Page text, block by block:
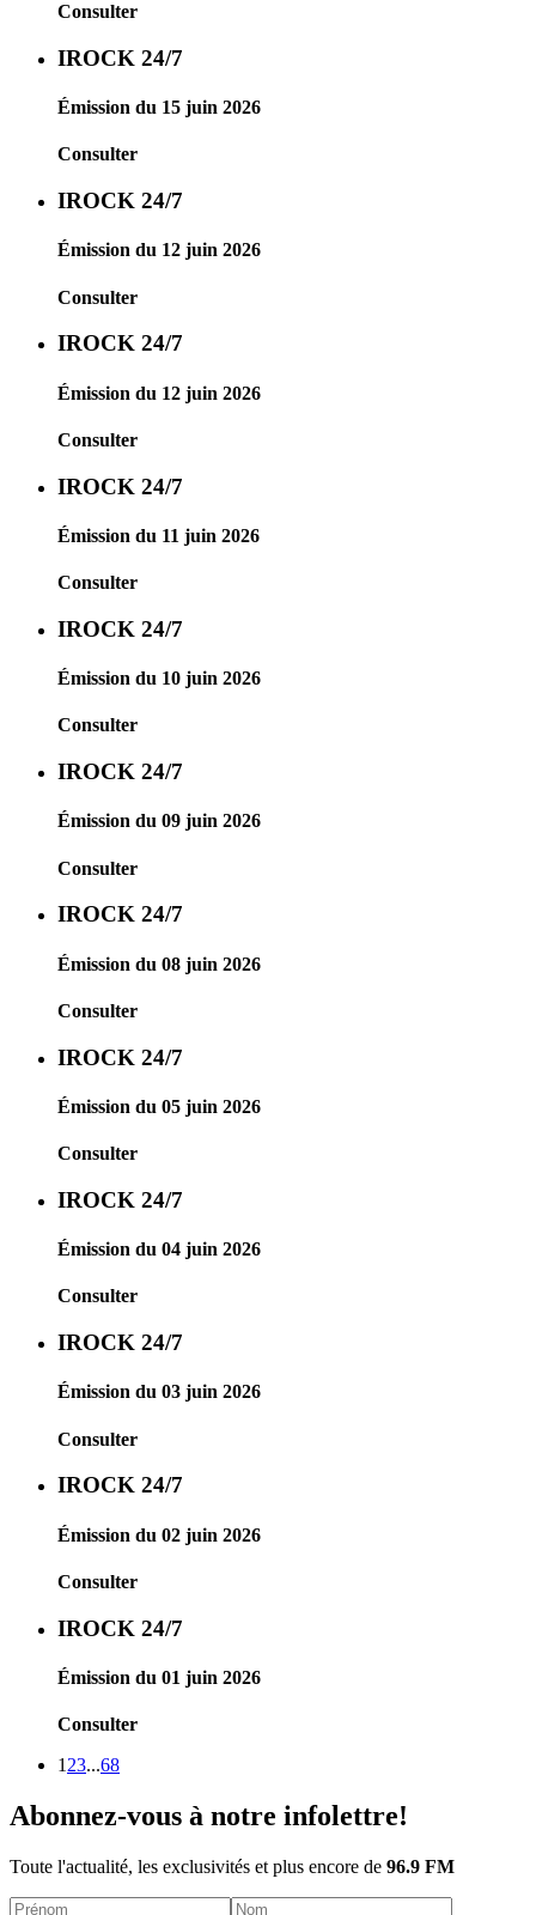
Consulter
IROCK 24/7
Émission du 15 juin 2026
Consulter
IROCK 24/7
Émission du 12 juin 2026
Consulter
IROCK 24/7
Émission du 12 juin 2026
Consulter
IROCK 24/7
Émission du 11 juin 2026
Consulter
IROCK 24/7
Émission du 10 juin 2026
Consulter
IROCK 24/7
Émission du 09 juin 2026
Consulter
IROCK 24/7
Émission du 08 juin 2026
Consulter
IROCK 24/7
Émission du 05 juin 2026
Consulter
IROCK 24/7
Émission du 04 juin 2026
Consulter
IROCK 24/7
Émission du 03 juin 2026
Consulter
IROCK 24/7
Émission du 02 juin 2026
Consulter
IROCK 24/7
Émission du 01 juin 2026
Consulter
1 23...68
Abonnez-vous à notre infolettre!
Toute l'actualité, les exclusivités et plus encore de 96.9 FM